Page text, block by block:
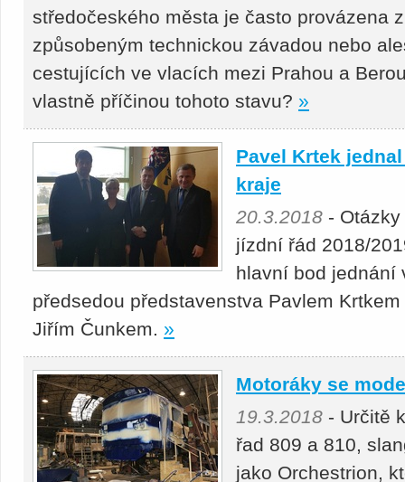
středočeského města je často provázena
způsobeným technickou závadou nebo
cestujících ve vlacích mezi Prahou a
vlastně příčinou tohoto stavu? »
Pavel Krtek
kraje
20.3.2018 -
jízdní řád 2018/
hlavní bod jednání
předsedou představenstva Pavlem
Jiřím Čunkem. »
Motoráky se
19.3.2018 - Určitě
řad 809 a 810,
jako Orchestrion,